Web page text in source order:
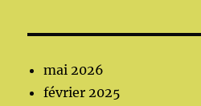
mai 2026
février 2025